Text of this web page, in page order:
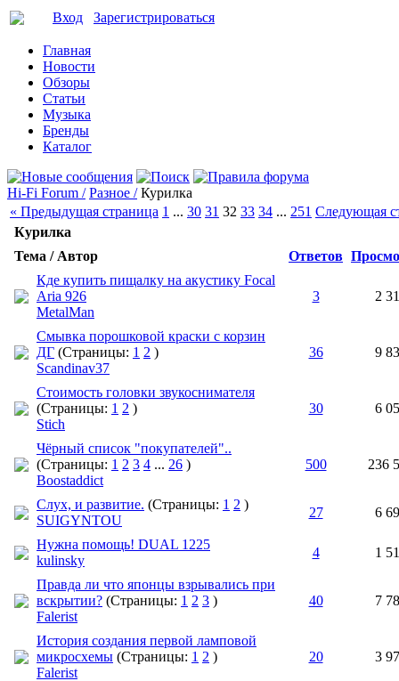
Вход Зарегистрироваться
Главная
Новости
Обзоры
Статьи
Музыка
Бренды
Каталог
Hi-Fi Forum / Разное / Курилка
« Предыдущая страница 1 ... 30 31 32 33 34 ... 251 Следующая
Курилка
Тема / Автор
Ответов
Кде купить пищалку на акустику Focal
Aria 926
MetalMan
3 2
Смывка порошковой краски с корзин
ДГ (Страницы: 1 2 )
Scandinav37
36 9
Стоимость головки звукоснимателя
(Страницы: 1 2 )
Stich
30 6
Чёрный список "покупателей"..
(Страницы: 1 2 3 4 ... 26 )
Boostaddict
500 236
Слух, и развитие. (Страницы: 1 2 )
SUIGYNTOU
27 6
Нужна помощь! DUAL 1225
kulinsky
4 1
Правда ли что японцы взрывались при
вскрытии? (Страницы: 1 2 3 )
Falerist
40 7
История создания первой ламповой
микросхемы (Страницы: 1 2 )
Falerist
20 3